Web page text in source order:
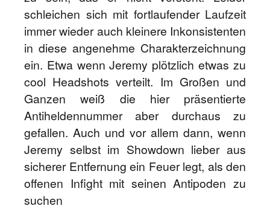
schleichen sich mit fortlaufender Laufzeit
immer wieder auch kleinere Inkonsistenten
in diese angenehme Charakterzeichnung
ein. Etwa wenn Jeremy plötzlich etwas zu
cool Headshots verteilt. Im Großen und
Ganzen weiß die hier präsentierte
Antiheldennummer aber durchaus zu
gefallen. Auch und vor allem dann, wenn
Jeremy selbst im Showdown lieber aus
sicherer Entfernung ein Feuer legt, als den
offenen Infight mit seinen Antipoden zu
suchen